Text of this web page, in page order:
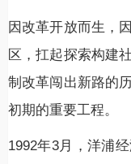
因改革开放而生，
区，扛起探索构建
制改革闯出新路的
初期的重要工程。
1992年3月，洋浦